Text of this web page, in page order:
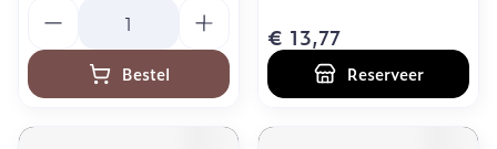
Bestel
€ 13,77
Reserveer